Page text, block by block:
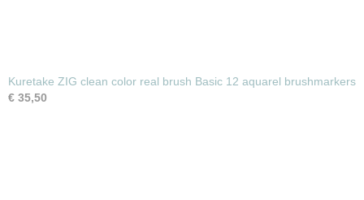
Kuretake ZIG clean color real brush Basic 12 aquarel brushmarkers
€ 35,50